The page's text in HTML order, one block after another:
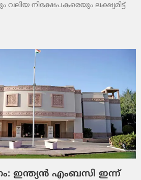
നിക്ഷേപകരെയും ലക്ഷ്യമിട്ട്
ഇന്ത്യൻ എംബസി ഇന്ന്